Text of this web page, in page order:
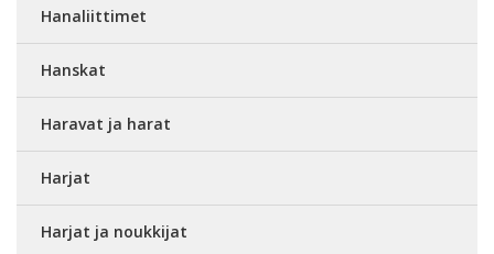
Hanaliittimet
Hanskat
Haravat ja harat
Harjat
Harjat ja noukkijat